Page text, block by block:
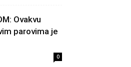
Ovakvu
parovima je
0